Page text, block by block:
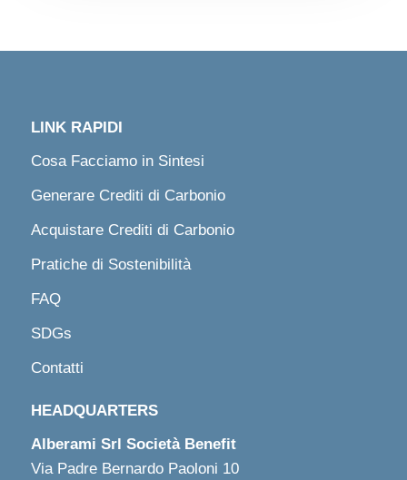
LINK RAPIDI
Cosa Facciamo in Sintesi
Generare Crediti di Carbonio
Acquistare Crediti di Carbonio
Pratiche di Sostenibilità
FAQ
SDGs
Contatti
HEADQUARTERS
Alberami Srl Società Benefit
Via Padre Bernardo Paoloni 10